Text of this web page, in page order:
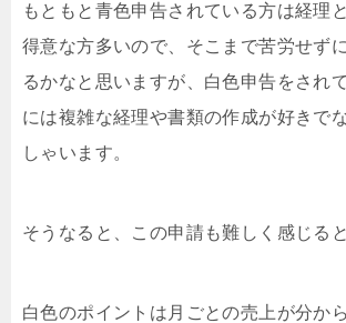
もともと青色申告されている方は経理
得意な方多いので、そこまで苦労せず
るかなと思いますが、白色申告をされ
には複雑な経理や書類の作成が好きで
しゃいます。
そうなると、この申請も難しく感じる
白色のポイントは月ごとの売上が分か